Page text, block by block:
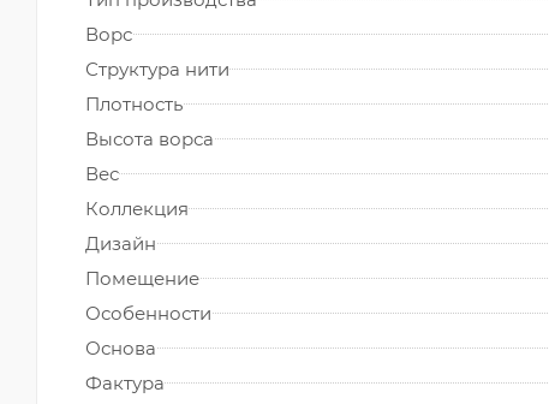
Ворс
Структура нити
Плотность
Высота ворса
Вес
Коллекция
Дизайн
Помещение
Особенности
Основа
Фактура